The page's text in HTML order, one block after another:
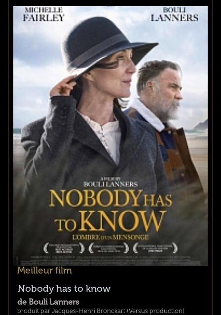
Meilleur film
Nobody has to know
de Bouli Lanners
produit par Jacques-Henri Bronckart (Versus production)